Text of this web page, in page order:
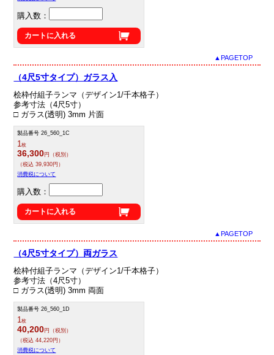
購入数：
カートに入れる
▲PAGETOP
（4尺5寸タイプ）ガラス入
桧枠付組子ランマ（デザイン1/千本格子）
参考寸法（4尺5寸）
□ ガラス(透明) 3mm 片面
製品番号 26_560_1C
1枚
36,300円（税別）
（税込 39,930円）
消費税について
購入数：
カートに入れる
▲PAGETOP
（4尺5寸タイプ）両ガラス
桧枠付組子ランマ（デザイン1/千本格子）
参考寸法（4尺5寸）
□ ガラス(透明) 3mm 両面
製品番号 26_560_1D
1枚
40,200円（税別）
（税込 44,220円）
消費税について